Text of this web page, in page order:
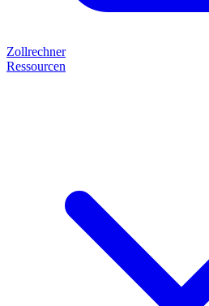
Zollrechner
Ressourcen